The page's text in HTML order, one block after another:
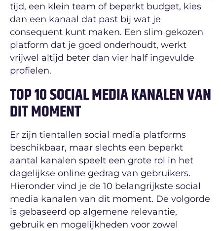
tijd, een klein team of beperkt budget, kies
dan een kanaal dat past bij wat je
consequent kunt maken. Een slim gekozen
platform dat je goed onderhoudt, werkt
vrijwel altijd beter dan vier half ingevulde
profielen.
TOP 10 SOCIAL MEDIA KANALEN VAN
DIT MOMENT
Er zijn tientallen social media platforms
beschikbaar, maar slechts een beperkt
aantal kanalen speelt een grote rol in het
dagelijkse online gedrag van gebruikers.
Hieronder vind je de 10 belangrijkste social
media kanalen van dit moment. De volgorde
is gebaseerd op algemene relevantie,
gebruik en mogelijkheden voor zowel